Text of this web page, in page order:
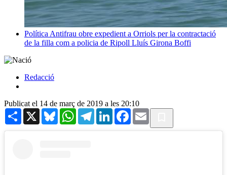
Política Antifrau obre expedient a Orriols per la contractació
de la filla com a policia de Ripoll Lluís Girona Boffi
Redacció
Publicat el 14 de març de 2019 a les 20:10
Share X BlueskyWhatsAppTelegramLinkedInFacebook
Email